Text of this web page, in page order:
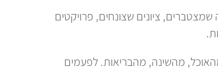
ציונים שצונחים, פרויקטים
מהשינה, מהבריאות. לפעמים